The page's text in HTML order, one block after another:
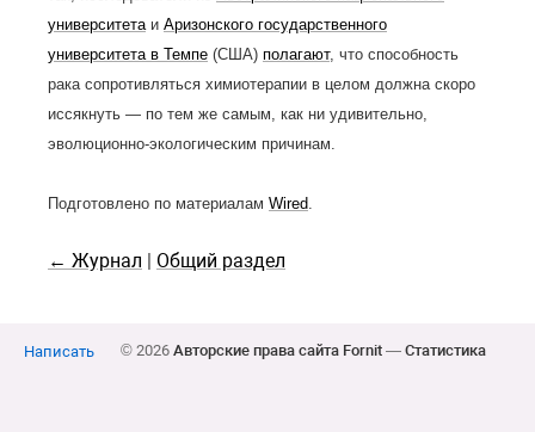
университета и Аризонского государственного
университета в Темпе (США) полагают, что способность
рака сопротивляться химиотерапии в целом должна скоро
иссякнуть — по тем же самым, как ни удивительно,
эволюционно-экологическим причинам.
Подготовлено по материалам Wired
← Журнал | Общий раздел
Написать © 2026 Авторские права сайта Fornit— Статистика